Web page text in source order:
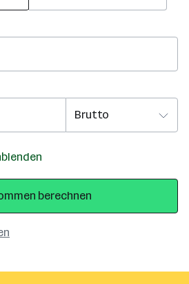
berechnen